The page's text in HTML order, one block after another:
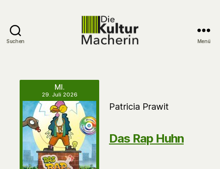
Suchen Menü
MI.
29. Juli 2026
Patricia Prawit
Das Rap Huhn